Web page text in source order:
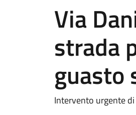
Via
strada
guasto
Intervento urgente